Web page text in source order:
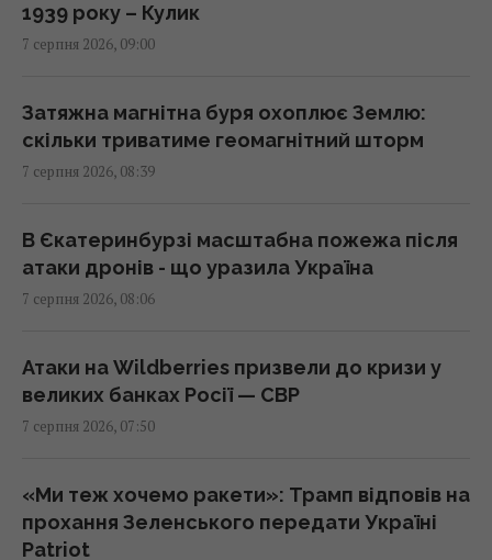
Трамп підписав укази про обмеження
громадянства за правом народження у
08:49 п'ятниця, 07 серпня 2026
"Щенячий патруль", "Морозивник" і "Мотор
тижня
08:47 п'ятниця, 07 серпня 2026
дослідження пояснюють користь цього
народного засобу
08:41 п'ятниця, 07 серпня 2026
Інцидент у Лейпцигу: у Німеччині
заперечили, що український літак
перевозив боєприпаси
1939 року – Кулик
7 серпня 2026, 09:00
Затяжна магнітна буря охоплює Землю:
скільки триватиме геомагнітний шторм
7 серпня 2026, 08:39
В Єкатеринбурзі масштабна пожежа після
атаки дронів - що уразила Україна
7 серпня 2026, 08:06
Атаки на Wildberries призвели до кризи у
великих банках Росії — СВР
7 серпня 2026, 07:50
«Ми теж хочемо ракети»: Трамп відповів на
прохання Зеленського передати Україні
Patriot